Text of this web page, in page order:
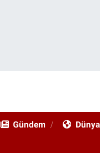
Gündem Dünya